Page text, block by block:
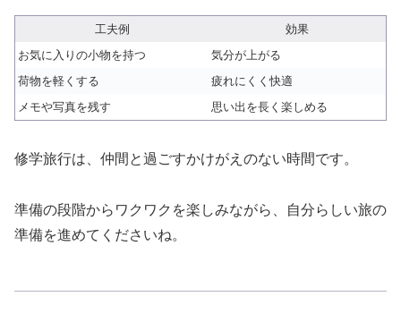
工夫例
効果
お気に入りの小物を持つ
気分が上がる
荷物を軽くする
疲れにくく快適
メモや写真を残す
思い出を長く楽しめる
修学旅行は、仲間と過ごすかけがえのない時間です。
準備の段階からワクワクを楽しみながら、自分らしい旅の
準備を進めてくださいね。